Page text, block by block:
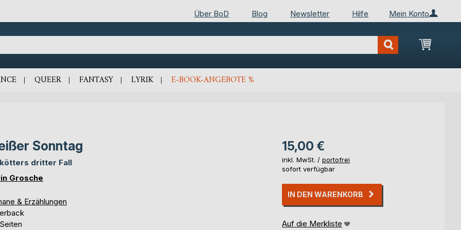
Mein Konto
Über BoD Blog Newsletter Hilfe
Mein
QUEER FANTASY LYRIK E-BOOK-ANGEBOTE %
Sonntag
dritter Fall
Grosche
& Erzählungen
15,00 €
inkl. MwSt. / portofrei
sofort verfügbar
IN DEN WARENKORB
Auf die Merkliste